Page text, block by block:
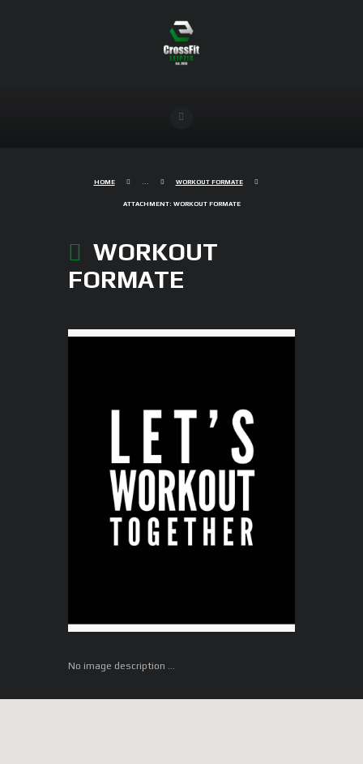
HOME ... WORKOUT FORMATE
ATTACHMENT: WORKOUT FORMATE
WORKOUT
FORMATE
No image description ...